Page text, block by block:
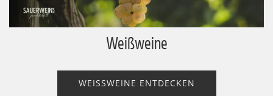
Weißweine
WEISSWEINE ENTDECKEN